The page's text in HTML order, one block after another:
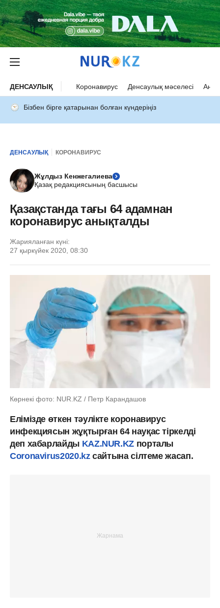
ДЕНСАУЛЫҚ Коронавирус Денсаулық мәселесі Ана
Бізбен бірге қатарынан болған күндеріңіз
ДЕНСАУЛЫҚ КОРОНАВИРУС
Жұлдыз Кенжегалиева
Қазақ редакциясының басшысы
Қазақстанда тағы 64 адамнан
коронавирус анықталды
Жарияланған күні:
27 қыркүйек 2020, 08:30
Көрнекі фото: NUR.KZ / Петр Карандашов
Елімізде өткен тәулікте коронавирус
инфекциясын жұқтырған 64 науқас тіркелді
деп хабарлайды KAZ.NUR.KZ порталы
Coronavirus2020.kzсайтына сілтеме жасап.